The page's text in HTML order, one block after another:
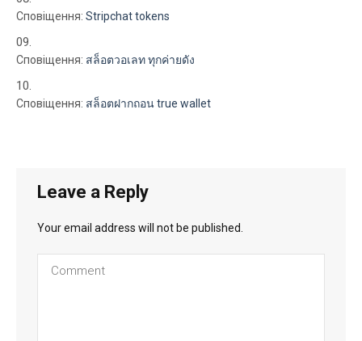
Сповіщення: Stripchat tokens
Сповіщення: สล็อตวอเลท ทุกค่ายดัง
Сповіщення: สล็อตฝากถอน true wallet
Leave a Reply
Your email address will not be published.